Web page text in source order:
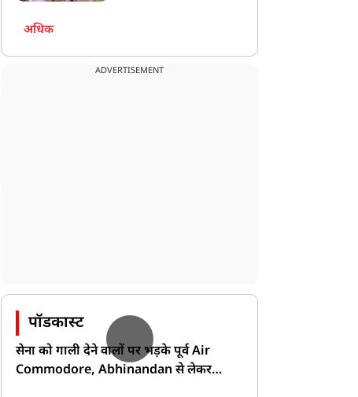
अधिक
ADVERTISEMENT
पॉडकास्ट
सेना को गाली देने वालों पर भड़के पूर्व Air
Commodore, Abhinandan से लेकर